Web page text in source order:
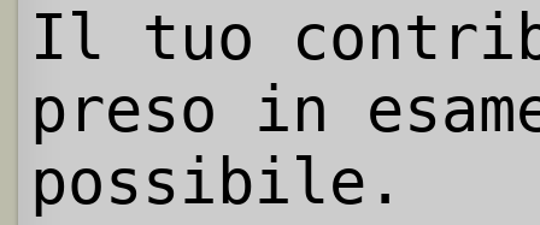
Il tuo
preso in
possibile.